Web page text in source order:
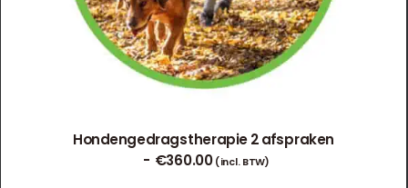
Hondengedragstherapie 2 afspraken
€360.00 (incl. BTW)